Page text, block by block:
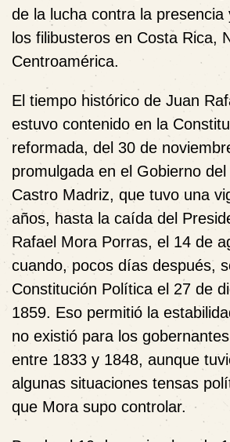
de la lucha contra la presencia
los filibusteros en Costa Rica,
Centroamérica.
El tiempo histórico de Juan
estuvo contenido en la
reformada, del 30 de
promulgada en el Gobierno
Castro Madriz, que tuvo una
años, hasta la caída del
Rafael Mora Porras, el 14 de
cuando, pocos días después,
Constitución Política el 27 de
1859. Eso permitió la
no existió para los
entre 1833 y 1848, aunque
algunas situaciones tensas
que Mora supo controlar.